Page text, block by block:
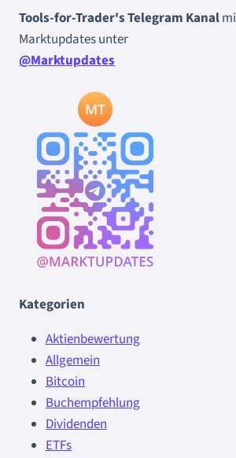
Tools-for-Trader's Telegram Kanal
Marktupdates unter
@Marktupdates
Kategorien
Aktienbewertung
Allgemein
Bitcoin
Buchempfehlung
Dividenden
ETFs